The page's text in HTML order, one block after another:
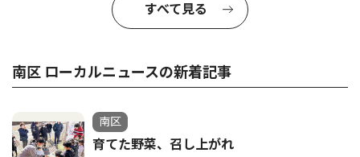
すべて見る
南区 ローカルニュースの新着記事
南区
育てた野菜、召し上がれ